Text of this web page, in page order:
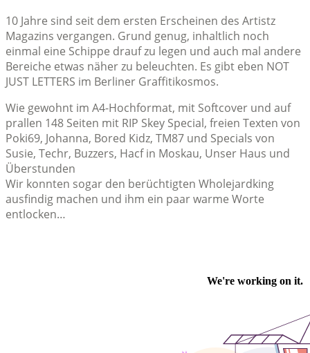
10 Jahre sind seit dem ersten Erscheinen des Artistz
Magazins vergangen. Grund genug, inhaltlich noch
einmal eine Schippe drauf zu legen und auch mal andere
Bereiche etwas näher zu beleuchten. Es gibt eben NOT
JUST LETTERS im Berliner Graffitikosmos.
Wie gewohnt im A4-Hochformat, mit Softcover und auf
prallen 148 Seiten mit RIP Skey Special, freien Texten von
Poki69, Johanna, Bored Kidz, TM87 und Specials von
Susie, Techr, Buzzers, Hacf in Moskau, Unser Haus und
Überstunden
Wir konnten sogar den berüchtigten Wholejardking
ausfindig machen und ihm ein paar warme Worte
entlocken…